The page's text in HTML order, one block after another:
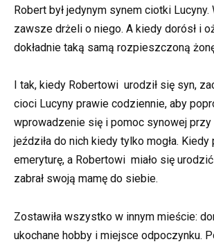
Robert był jedynym synem ciotki
zawsze drżeli o niego. A kiedy dorósł i
dokładnie taką samą rozpieszczoną
I tak, kiedy Robertowi urodził się syn,
cioci Lucyny prawie codziennie, aby
wprowadzenie się i pomoc synowej przy
jeździła do nich kiedy tylko mogła. Kiedy
emeryturę, a Robertowi miało się
zabrał swoją mamę do siebie.
Zostawiła wszystko w innym mieście:
ukochane hobby i miejsce odpoczynku.